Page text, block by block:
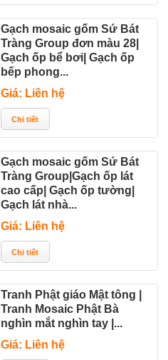
Gạch mosaic gốm Sứ Bát
Tràng Group đơn màu 28|
Gạch ốp bể bơi| Gạch ốp
bếp phong...
Giá: Liên hệ
Gạch mosaic gốm Sứ Bát
Tràng Group|Gạch ốp lát
cao cấp| Gạch ốp tường|
Gạch lát nhà...
Giá: Liên hệ
Tranh Phật giáo Mật tông |
Tranh Mosaic Phật Bà
nghìn mắt nghìn tay |...
Giá: Liên hệ